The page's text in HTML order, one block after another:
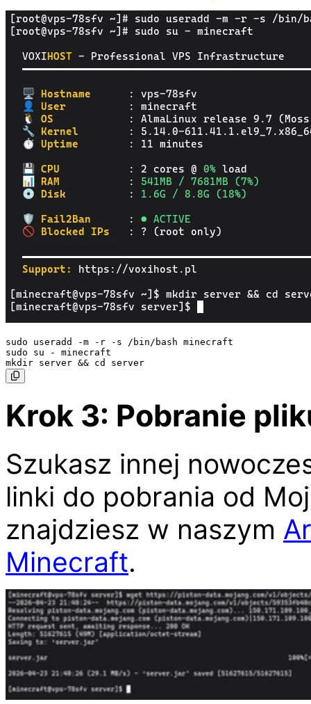
sudo useradd -m -r -s /bin/bash minecraft
sudo su - minecraft
Krok 3: Pobranie
Szukasz innej
linki do pobrania od
znajdziesz w naszym
Minecraft.